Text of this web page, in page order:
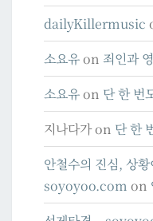
dailyKillermusic
소요유on 죄인과
소요유on 단 한 번
지나다가on 단 한
안철수의 진심, 상
soyoyoo.com on